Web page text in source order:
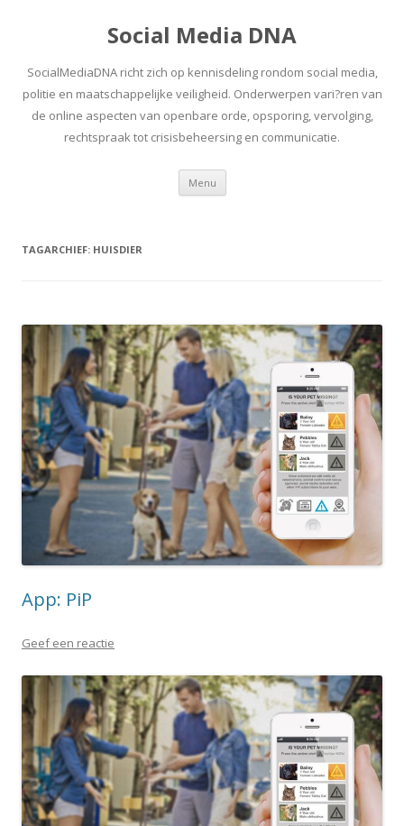
Social Media DNA
SocialMediaDNA richt zich op kennisdeling rondom social media,
politie en maatschappelijke veiligheid. Onderwerpen vari?ren van
de online aspecten van openbare orde, opsporing, vervolging,
rechtspraak tot crisisbeheersing en communicatie.
Menu Spring
inhoud
TAGARCHIEF: HUISDIER
App: PiP
Geef een reactie